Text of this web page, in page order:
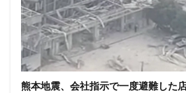
熊本地震、会社指示で一度避難した